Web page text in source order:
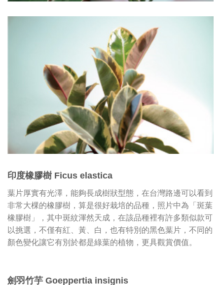
印度橡膠樹 Ficus elastica
葉片厚實有光澤，能夠長成樹狀型態，在台灣路邊可以看到
非常大棵的橡膠樹，算是很好栽培的品種，照片中為「斑葉
橡膠樹」，其中斑紋渾然天成，在該品種裡有許多類似款可
以挑選，不僅有紅、黃、白，也有特別的黑色葉片，不同的
顏色變化讓它有別於都是綠葉的植物，更具觀賞價值。
劍羽竹芋 Goeppertia insignis